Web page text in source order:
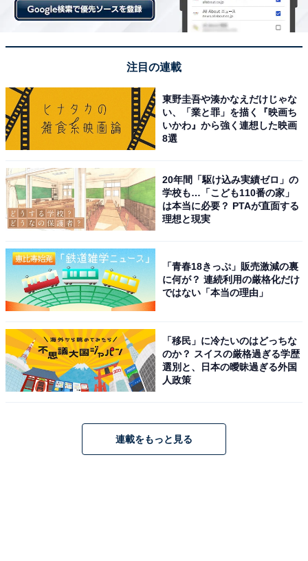
注目の連載
東野圭吾や湊かなえだけじゃな
い、「業と罪」を描く『映画ち
いかわ』から強く連想した映画
8選
20年間「駆け込み実績ゼロ」の
学校も…「こども110番の家」
は本当に必要？ PTAが直面する
理想と現実
「青春18きっぷ」販売激減の裏
に何が？ 連続利用の厳格化だけ
ではない「本当の理由」
「移民」に冷たいのはどっちな
のか？ スイスの厳格過ぎる学歴
選別と、日本の曖昧過ぎる外国
人政策
連載をもっと見る